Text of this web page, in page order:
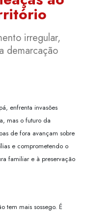
irregular,
demarcação
enfrenta invasões
mas o futuro da
de fora avançam sobre
e comprometendo o
familiar e à preservação
tem mais sossego. É